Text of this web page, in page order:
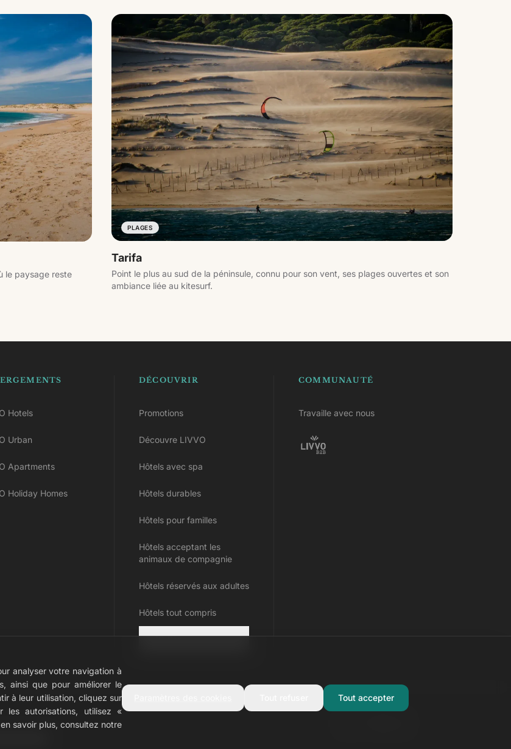
le paysage reste
PLAGES
Tarifa
Point le plus au sud de la péninsule, connu pour son vent, ses plages ouvertes et son
ambiance liée au kitesurf.
Hotels
Urban
Apartments
Holiday Homes
DÉCOUVRIR
Promotions
Découvre LIVVO
Hôtels avec spa
Hôtels durables
Hôtels pour familles
Hôtels acceptant les
animaux de compagnie
Hôtels réservés aux adultes
Hôtels tout compris
LIVVO Plus
COMMUNAUTÉ
Travaille avec nous
analyser votre navigation à
ainsi que pour améliorer le
à leur utilisation, cliquez sur
autorisations, utilisez «
savoir plus, consultez notre
Tout accepter